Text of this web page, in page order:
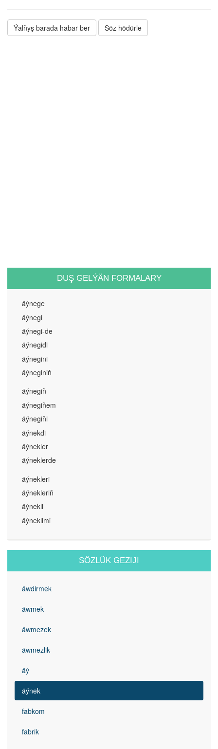
Ýalňyş barada habar ber Söz hödürle
DUŞ GELÝÄN FORMALARY
äýnege
äýnegi
äýnegi-de
äýnegidi
äýnegini
äýneginiň
äýnegiň
äýnegiňem
äýnegiňi
äýnekdi
äýnekler
äýneklerde
äýnekleri
äýnekleriň
äýnekli
äýneklimi
SÖZLÜK GEZIJI
äwdirmek
äwmek
äwmezek
äwmezlik
äý
äýnek
fabkom
fabrik